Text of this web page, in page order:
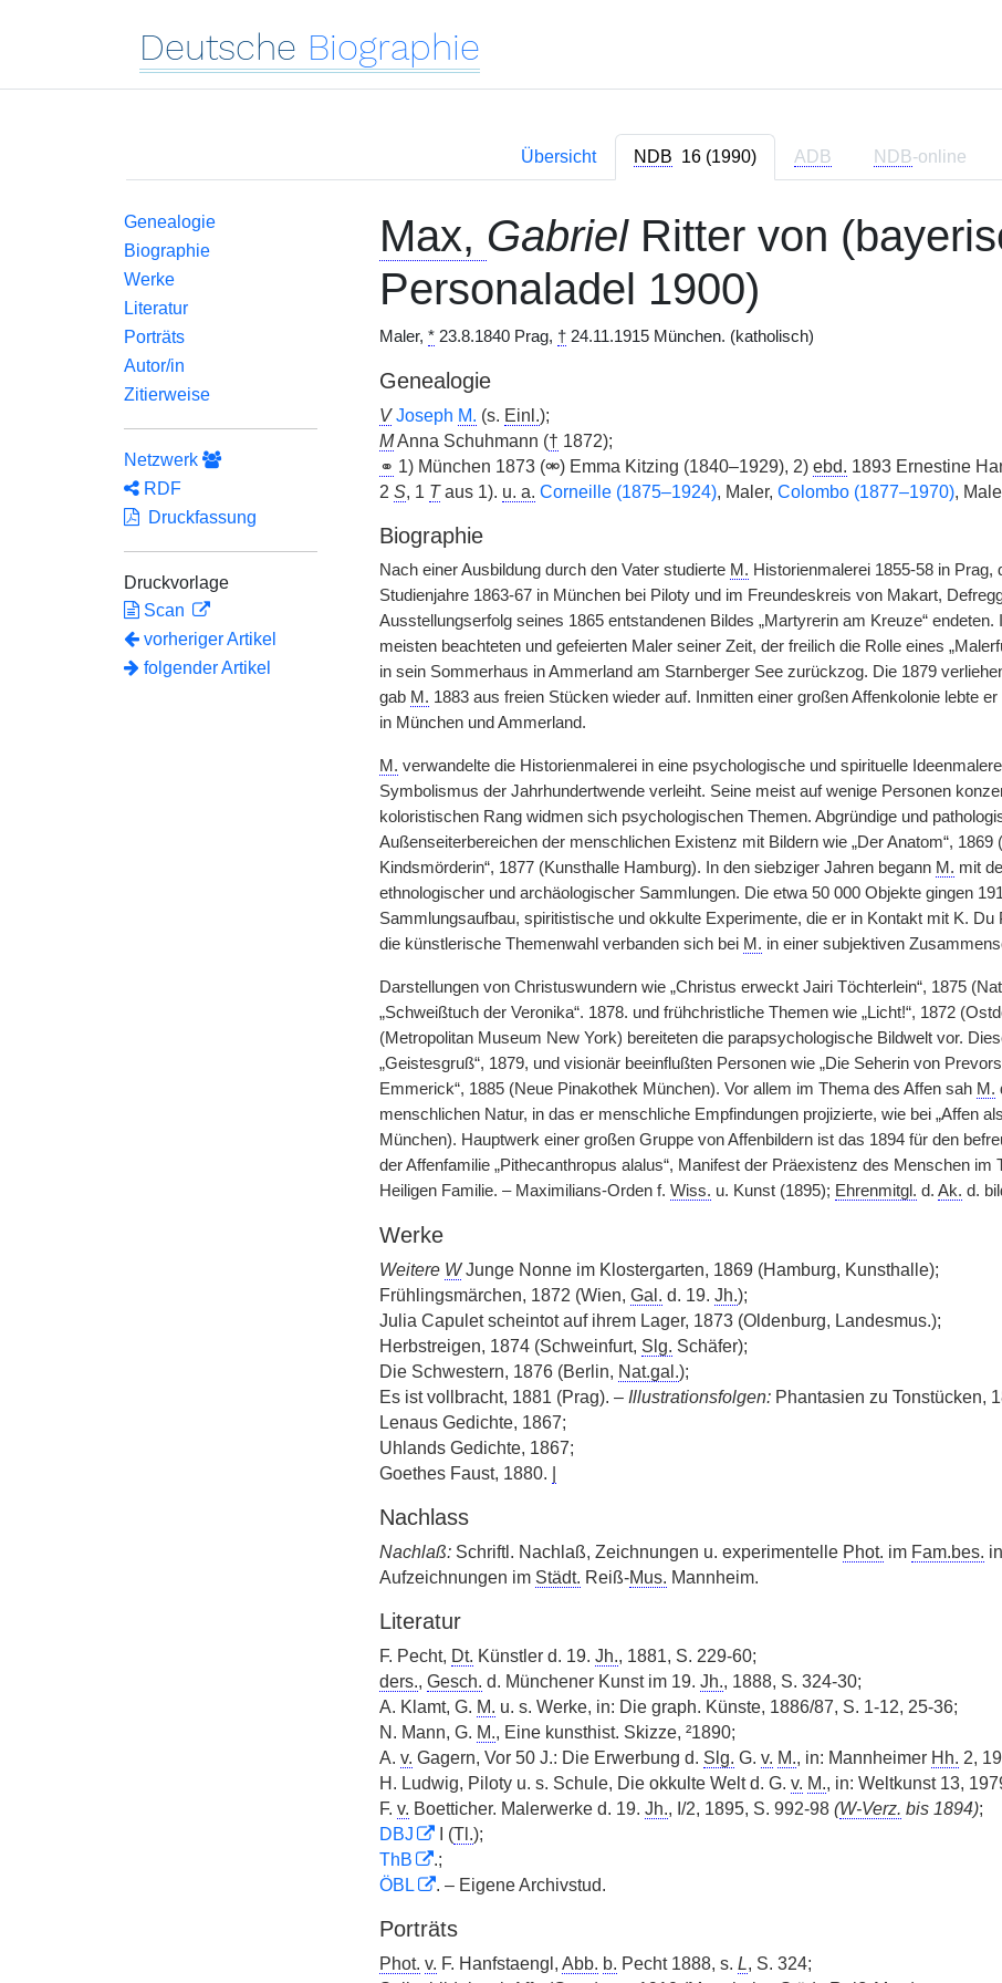
Deutsche Biographie
Übersicht NDB 16 (1990) ADB NDB-online
Genealogie
Biographie
Werke
Literatur
Porträts
Autor/in
Zitierweise
Netzwerk
RDF
Druckfassung
Druckvorlage
Scan
vorheriger Artikel
folgender Artikel
Max, GabrielRitter von
Personaladel 1900)
Maler, *23.8.1840 Prag, †24.11.1915 München. (katholisch)
Genealogie
V Joseph M. (s. Einl.);
MAnna Schuhmann († 1872);
⚭ 1) München 1873 (⚮) Emma Kitzing (1840–1929), 2) ebd. 1893 Ernestine
2 S, 1 Taus 1). u. a. Corneille (1875–1924), Maler, Colombo (1877–1970),
Biographie
Nach einer Ausbildung durch den Vater studierte M. Historienmalerei 1855-58 in
Studienjahre 1863-67 in München bei Piloty und im Freundeskreis von Makart,
Ausstellungserfolg seines 1865 entstandenen Bildes „Martyrerin am Kreuze“
meisten beachteten und gefeierten Maler seiner Zeit, der freilich die Rolle eines
in sein Sommerhaus in Ammerland am Starnberger See zurückzog. Die 1879
gab M. 1883 aus freien Stücken wieder auf. Inmitten einer großen Affenkolonie lebte
in München und Ammerland.
M. verwandelte die Historienmalerei in eine psychologische und spirituelle
Symbolismus der Jahrhundertwende verleiht. Seine meist auf wenige Personen
koloristischen Rang widmen sich psychologischen Themen. Abgründige und
Außenseiterbereichen der menschlichen Existenz mit Bildern wie „Der Anatom“, 1869
Kindsmörderin“, 1877 (Kunsthalle Hamburg). In den siebziger Jahren begann M. mit
ethnologischer und archäologischer Sammlungen. Die etwa 50 000 Objekte gingen
Sammlungsaufbau, spiritistische und okkulte Experimente, die er in Kontakt mit K. Du
die künstlerische Themenwahl verbanden sich bei M. in einer subjektiven
Darstellungen von Christuswundern wie „Christus erweckt Jairi Töchterlein“, 1875
„Schweißtuch der Veronika“. 1878. und frühchristliche Themen wie „Licht!“, 1872
(Metropolitan Museum New York) bereiteten die parapsychologische Bildwelt vor.
„Geistesgruß“, 1879, und visionär beeinflußten Personen wie „Die Seherin von
Emmerick“, 1885 (Neue Pinakothek München). Vor allem im Thema des Affen sah M.
menschlichen Natur, in das er menschliche Empfindungen projizierte, wie bei „Affen
München). Hauptwerk einer großen Gruppe von Affenbildern ist das 1894 für den
der Affenfamilie „Pithecanthropus alalus“, Manifest der Präexistenz des Menschen im
Heiligen Familie. – Maximilians-Orden f. Wiss. u. Kunst (1895); Ehrenmitgl. d. Ak. d.
Werke
Weitere WJunge Nonne im Klostergarten, 1869 (Hamburg, Kunsthalle);
Frühlingsmärchen, 1872 (Wien, Gal. d. 19. Jh.);
Julia Capulet scheintot auf ihrem Lager, 1873 (Oldenburg, Landesmus.);
Herbstreigen, 1874 (Schweinfurt, Slg. Schäfer);
Die Schwestern, 1876 (Berlin, Nat.gal.);
Es ist vollbracht, 1881 (Prag). – Illustrationsfolgen:Phantasien zu Tonstücken,
Lenaus Gedichte, 1867;
Uhlands Gedichte, 1867;
Goethes Faust, 1880.
Nachlass
Nachlaß:Schriftl. Nachlaß, Zeichnungen u. experimentelle Phot. im Fam.bes.
Aufzeichnungen im Städt. Reiß-Mus. Mannheim.
Literatur
F. Pecht, Dt. Künstler d. 19. Jh., 1881, S. 229-60;
ders., Gesch. d. Münchener Kunst im 19. Jh., 1888, S. 324-30;
A. Klamt, G. M. u. s. Werke, in: Die graph. Künste, 1886/87, S. 1-12, 25-36;
N. Mann, G. M., Eine kunsthist. Skizze, ²1890;
A. v. Gagern, Vor 50 J.: Die Erwerbung d. Slg. G. v. M., in: Mannheimer Hh. 2,
H. Ludwig, Piloty u. s. Schule, Die okkulte Welt d. G. v. M., in: Weltkunst 13,
F. v. Boetticher. Malerwerke d. 19. Jh., I/2, 1895, S. 992-98 (W-Verz. bis 1894);
DBJ
I (Tl.);
ThB
.;
ÖBL
. – Eigene Archivstud.
Porträts
Phot. v. F. Hanfstaengl, Abb. b. Pecht 1888, s. L, S. 324;